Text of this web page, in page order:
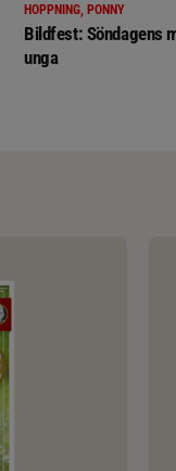
HOPPNING, PONNY
Bildfest: Söndagens
unga